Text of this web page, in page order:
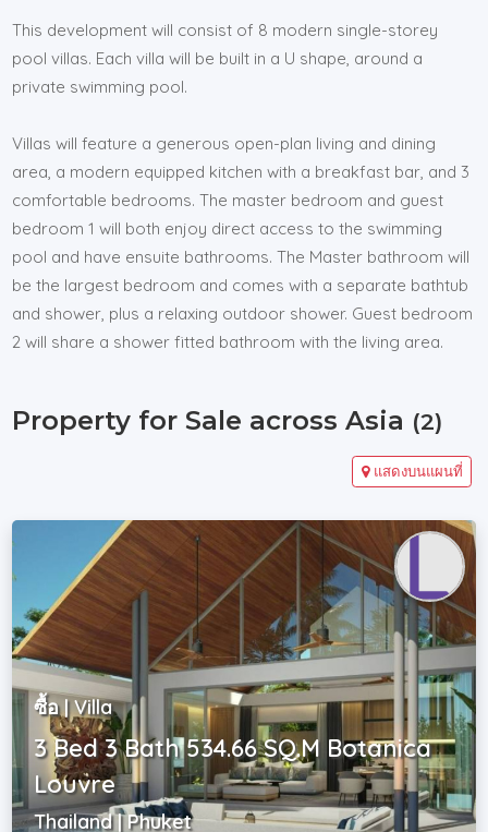
This development will consist of 8 modern single-storey
pool villas. Each villa will be built in a U shape, around a
private swimming pool.
Villas will feature a generous open-plan living and dining
area, a modern equipped kitchen with a breakfast bar, and 3
comfortable bedrooms. The master bedroom and guest
bedroom 1 will both enjoy direct access to the swimming
pool and have ensuite bathrooms. The Master bathroom will
be the largest bedroom and comes with a separate bathtub
and shower, plus a relaxing outdoor shower. Guest bedroom
2 will share a shower fitted bathroom with the living area.
Property for Sale across Asia (2)
แสดงบนแผนที่
ซื้อ | Villa
3 Bed 3 Bath 534.66 SQ.M Botanica
Louvre
Thailand | Phuket